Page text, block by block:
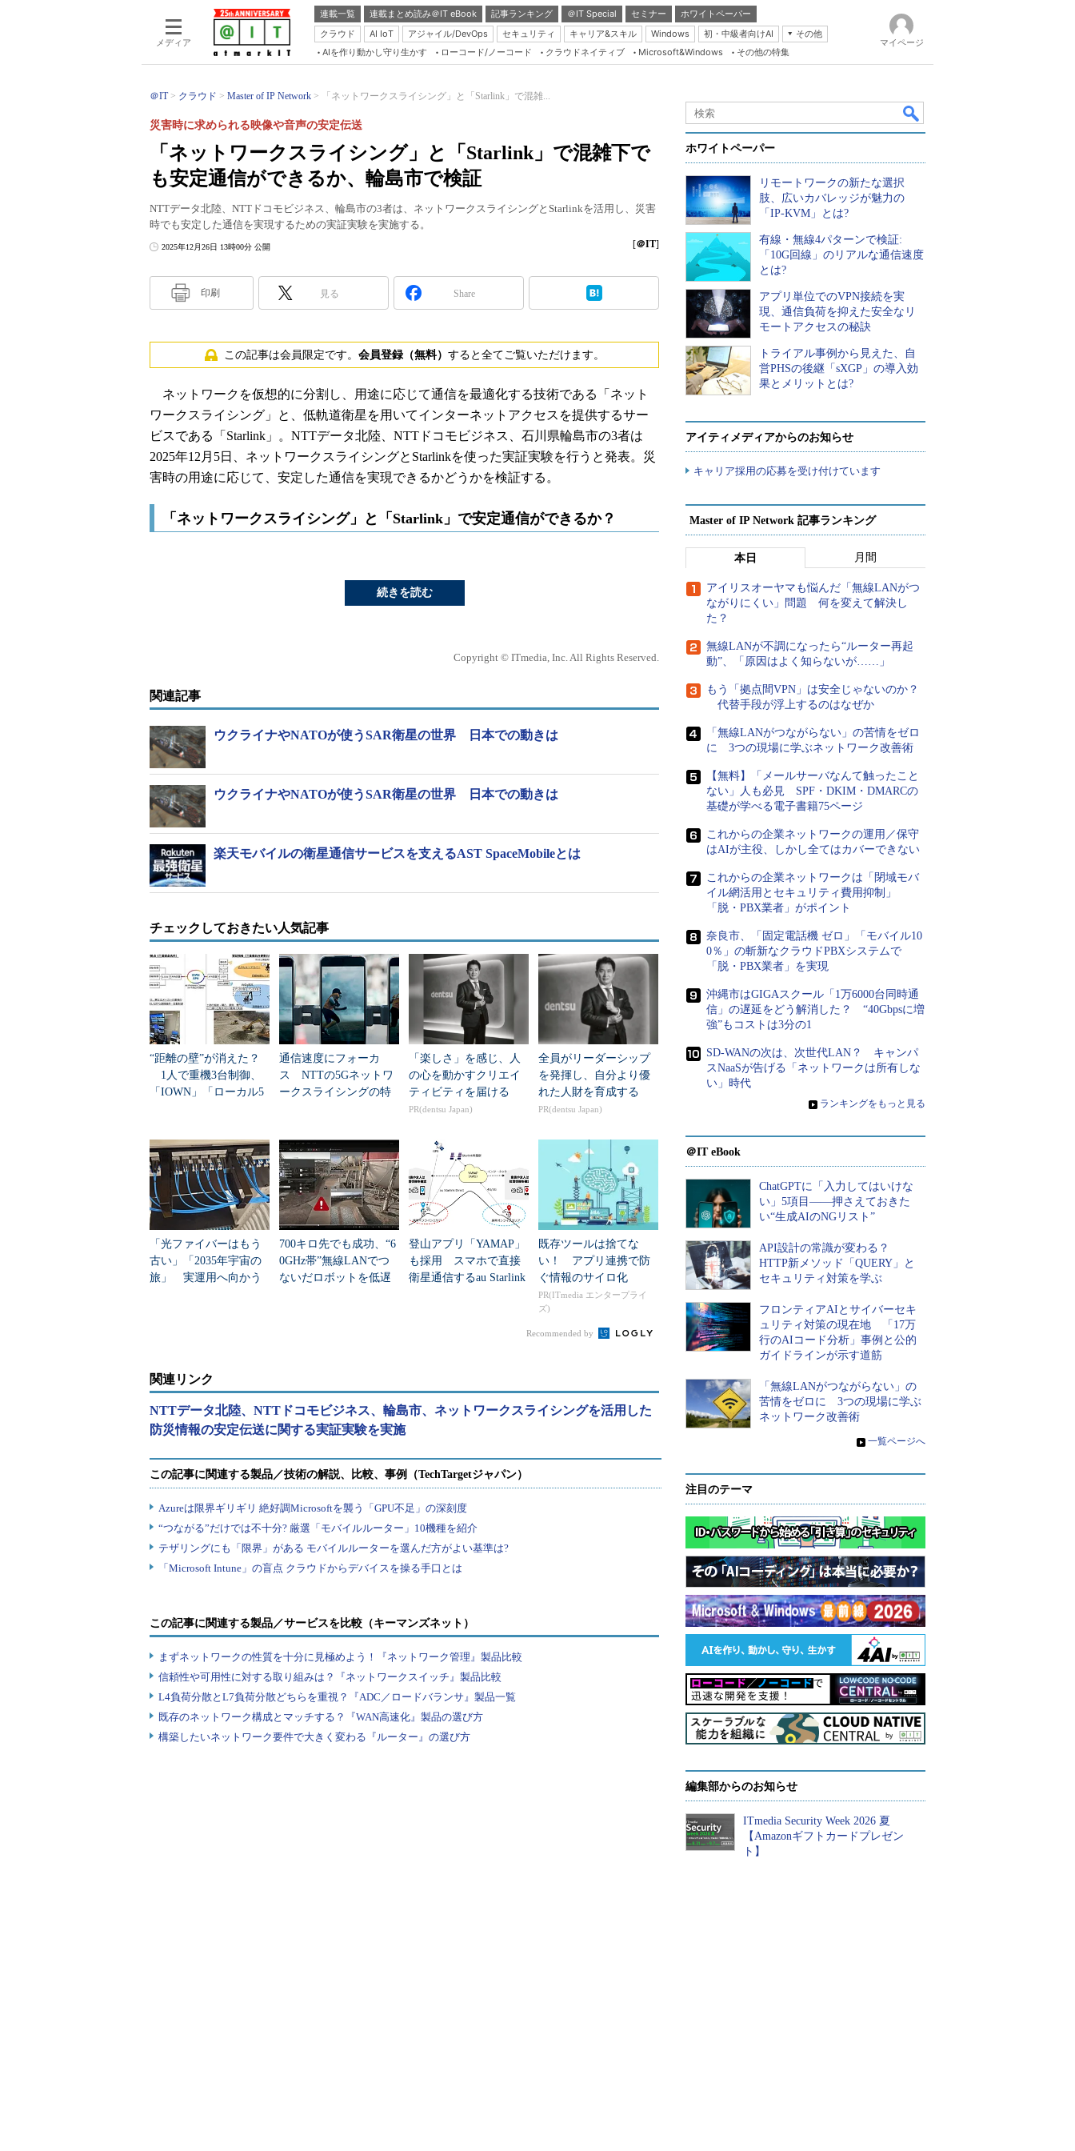
メディア
連載一覧 連載まとめ読み＠IT eBook 記事ランキング ＠IT Special セミナー
ホワイトペーパー
クラウド
AI IoT アジャイル/DevOps セキュリティ キャリア&スキル Windows 初・中級者向けAI
その他
Server & Storage
Java Agile
Database Expert
Linux ＆ OSS
Master of IP Network
Security & Trust
ブログ
AIを作り動かし守り生かす ローコード/ノーコード クラウドネイティブ Microsoft&Windows その他の特集
マイページ
＠IT クラウド Master of IP Network 「ネットワークスライシング」と「Starlink」で混雑...
「ネットワークスライシング」と「Starlink」で混雑下で
も安定通信ができるか、輪島市で検証
災害時に求められる映像や音声の安定伝送
NTTデータ北陸、NTTドコモビジネス、輪島市の3者は、ネットワークスライシングとStarlinkを活用し、災害
時でも安定した通信を実現するための実証実験を実施する。
2025年12月26日 13時00分 公開 [＠IT]
印刷 見る Share
この記事は会員限定です。 会員登録（無料） すると全てご覧いただけます。
ネットワークを仮想的に分割し、用途に応じて通信を最適化する技術である「ネット
ワークスライシング」と、低軌道衛星を用いてインターネットアクセスを提供するサー
ビスである「Starlink」。NTTデータ北陸、NTTドコモビジネス、石川県輪島市の3者は
2025年12月5日、ネットワークスライシングとStarlinkを使った実証実験を行うと発表。災
害時の用途に応じて、安定した通信を実現できるかどうかを検証する。
「ネットワークスライシング」と「Starlink」で安定通信ができるか？
続きを読む
Copyright © ITmedia, Inc. All Rights Reserved.
関連記事
ウクライナやNATOが使うSAR衛星の世界 日本での動きは
ウクライナやNATOが使うSAR衛星の世界 日本での動きは
楽天モバイルの衛星通信サービスを支えるAST SpaceMobileとは
チェックしておきたい人気記事
“距離の壁”が消えた？
1人で重機3台制御、
「IOWN」「ローカル5
通信速度にフォーカ
ス NTTの5Gネットワ
ークスライシングの特
「楽しさ」を感じ、人
の心を動かすクリエイ
ティビティを届ける
PR(dentsu Japan)
全員がリーダーシップ
を発揮し、自分より優
れた人財を育成する
PR(dentsu Japan)
「光ファイバーはもう
古い」「2035年宇宙の
旅」 実運用へ向かう
700キロ先でも成功、“6
0GHz帯”無線LANでつ
ないだロボットを低遅
登山アプリ「YAMAP」
も採用 スマホで直接
衛星通信するau Starlink
既存ツールは捨てな
い！ アプリ連携で防
ぐ情報のサイロ化
PR(ITmedia エンタープライ
ズ)
Recommended by
関連リンク
NTTデータ北陸、NTTドコモビジネス、輪島市、ネットワークスライシングを活用した
防災情報の安定伝送に関する実証実験を実施
この記事に関連する製品／サービスを比較（キーマンズネット）
まずネットワークの性質を十分に見極めよう！『ネットワーク管理』製品比較
信頼性や可用性に対する取り組みは？『ネットワークスイッチ』製品比較
L4負荷分散とL7負荷分散どちらを重視？『ADC／ロードバランサ』製品一覧
既存のネットワーク構成とマッチする？『WAN高速化』製品の選び方
構築したいネットワーク要件で大きく変わる『ルーター』の選び方
ホワイトペーパー
リモートワークの新たな選択
肢、広いカバレッジが魅力の
「IP-KVM」とは?
有線・無線4パターンで検証:
「10G回線」のリアルな通信速度
とは?
アプリ単位でのVPN接続を実
現、通信負荷を抑えた安全なリ
モートアクセスの秘訣
トライアル事例から見えた、自
営PHSの後継「sXGP」の導入効
果とメリットとは?
アイティメディアからのお知らせ
キャリア採用の応募を受け付けています
Master of IP Network 記事ランキング
本日 月間
アイリスオーヤマも悩んだ「無線LANがつ
ながりにくい」問題 何を変えて解決し
た？
無線LANが不調になったら“ルーター再起
動”、「原因はよく知らないが……」
もう「拠点間VPN」は安全じゃないのか？
代替手段が浮上するのはなぜか
「無線LANがつながらない」の苦情をゼロ
に 3つの現場に学ぶネットワーク改善術
【無料】「メールサーバなんて触ったこと
ない」人も必見 SPF・DKIM・DMARCの
基礎が学べる電子書籍75ページ
これからの企業ネットワークの運用／保守
はAIが主役、しかし全てはカバーできない
これからの企業ネットワークは「閉域モバ
イル網活用とセキュリティ費用抑制」
「脱・PBX業者」がポイント
奈良市、「固定電話機 ゼロ」「モバイル10
0％」の斬新なクラウドPBXシステムで
「脱・PBX業者」を実現
沖縄市はGIGAスクール「1万6000台同時通
信」の遅延をどう解消した？ “40Gbpsに増
強”もコストは3分の1
SD-WANの次は、次世代LAN？ キャンパ
スNaaSが告げる「ネットワークは所有しな
い」時代
» ランキングをもっと見る
＠IT eBook
ChatGPTに「入力してはいけな
い」5項目――押さえておきた
い“生成AIのNGリスト”
API設計の常識が変わる？
HTTP新メソッド「QUERY」と
セキュリティ対策を学ぶ
フロンティアAIとサイバーセキ
ュリティ対策の現在地 「17万
行のAIコード分析」事例と公的
ガイドラインが示す道筋
「無線LANがつながらない」の
苦情をゼロに 3つの現場に学ぶ
ネットワーク改善術
» 一覧ページへ
注目のテーマ
編集部からのお知らせ
ITmedia Security Week 2026 夏
【Amazonギフトカードプレゼン
ト】